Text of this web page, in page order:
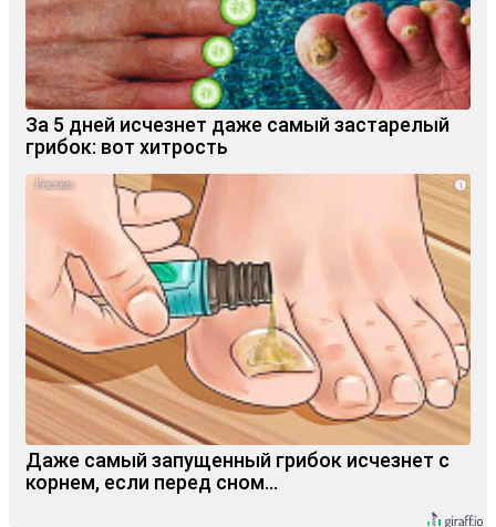
За 5 дней исчезнет даже самый застарелый
грибок: вот хитрость
i
Даже самый запущенный грибок исчезнет с
корнем, если перед сном…